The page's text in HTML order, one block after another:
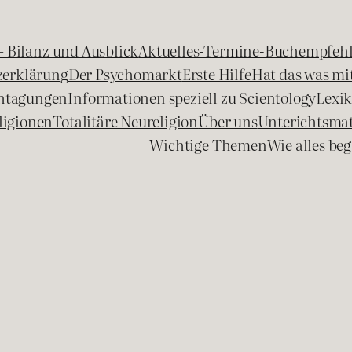
Bilanz und AusblickAktuelles-Termine-
Der PsychomarktErste HilfeHat das was
Informationen speziell zu Scientology
Totalitäre NeureligionÜber uns
Wichtige ThemenWie alles